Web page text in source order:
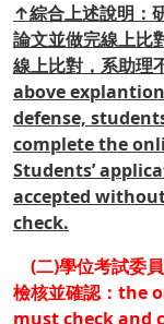
↑綜合上述說明：
論文並做完線上比
線上比對，系助理
above
defense,
complete the
Students’
accepted
check.
(二)學位考試委
檢核並確認：the
must check and